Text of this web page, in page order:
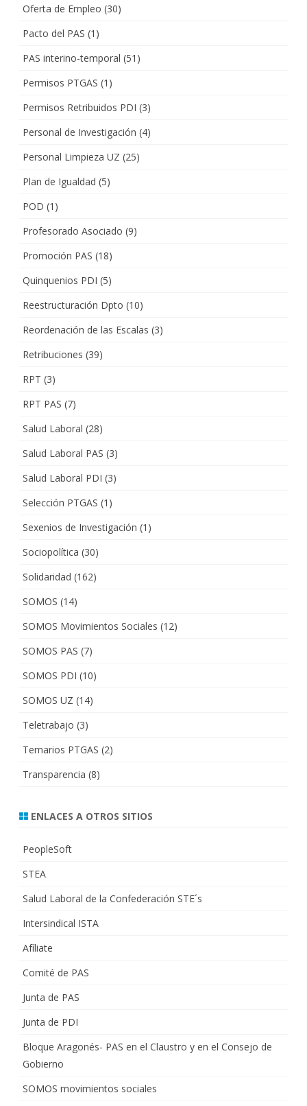
Oferta de Empleo (30)
Pacto del PAS (1)
PAS interino-temporal (51)
Permisos PTGAS (1)
Permisos Retribuidos PDI (3)
Personal de Investigación (4)
Personal Limpieza UZ (25)
Plan de Igualdad (5)
POD (1)
Profesorado Asociado (9)
Promoción PAS (18)
Quinquenios PDI (5)
Reestructuración Dpto (10)
Reordenación de las Escalas (3)
Retribuciones (39)
RPT (3)
RPT PAS (7)
Salud Laboral (28)
Salud Laboral PAS (3)
Salud Laboral PDI (3)
Selección PTGAS (1)
Sexenios de Investigación (1)
Sociopolítica (30)
Solidaridad (162)
SOMOS (14)
SOMOS Movimientos Sociales (12)
SOMOS PAS (7)
SOMOS PDI (10)
SOMOS UZ (14)
Teletrabajo (3)
Temarios PTGAS (2)
Transparencia (8)
ENLACES A OTROS SITIOS
PeopleSoft
STEA
Salud Laboral de la Confederación STE´s
Intersindical ISTA
Afíliate
Comité de PAS
Junta de PAS
Junta de PDI
Bloque Aragonés- PAS en el Claustro y en el Consejo de
Gobierno
SOMOS movimientos sociales